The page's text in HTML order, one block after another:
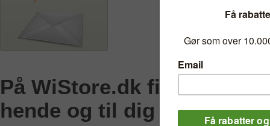
På WiStore.dk finder du
hende og til dig selv